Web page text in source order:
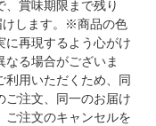
賞味期限まで残り
けします。※商品の色
に再現するよう心がけ
なる場合がございま
用いただくため、同
ご注文、同一のお届け
ご注文のキャンセルを